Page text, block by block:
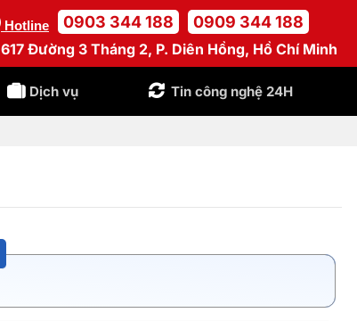
Hotline 0903 344 188 0909 344 188
617 Đường 3 Tháng 2, P. Diên Hồng, Hồ Chí Minh
Dịch vụ Tin công nghệ 24H